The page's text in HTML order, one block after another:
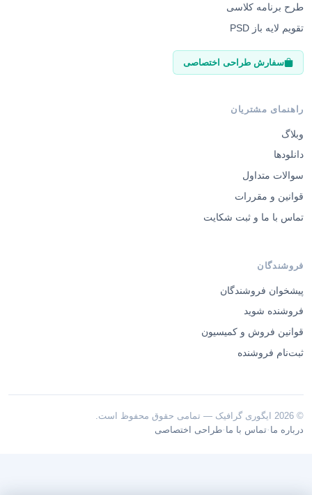
طرح برنامه کلاسی
تقویم لایه باز PSD
سفارش طراحی اختصاصی
راهنمای مشتریان
وبلاگ
دانلودها
سوالات متداول
قوانین و مقررات
تماس با ما و ثبت شکایت
فروشندگان
پیشخوان فروشندگان
فروشنده شوید
قوانین فروش و کمیسیون
ثبت‌نام فروشنده
© 2026 ایگوری گرافیک — تمامی حقوق محفوظ است.
درباره ما ·تماس با ما ·طراحی اختصاصی